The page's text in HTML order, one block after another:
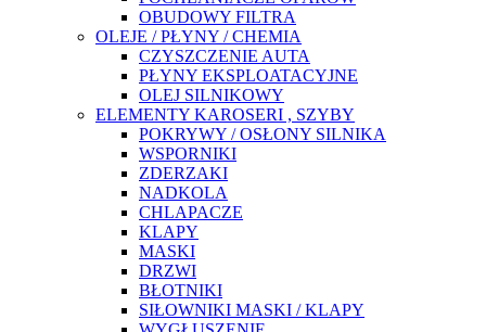
OBUDOWY FILTRA
OLEJE / PŁYNY / CHEMIA
CZYSZCZENIE AUTA
PŁYNY EKSPLOATACYJNE
OLEJ SILNIKOWY
ELEMENTY KAROSERI , SZYBY
POKRYWY / OSŁONY SILNIKA
WSPORNIKI
ZDERZAKI
NADKOLA
CHLAPACZE
KLAPY
MASKI
DRZWI
BŁOTNIKI
SIŁOWNIKI MASKI / KLAPY